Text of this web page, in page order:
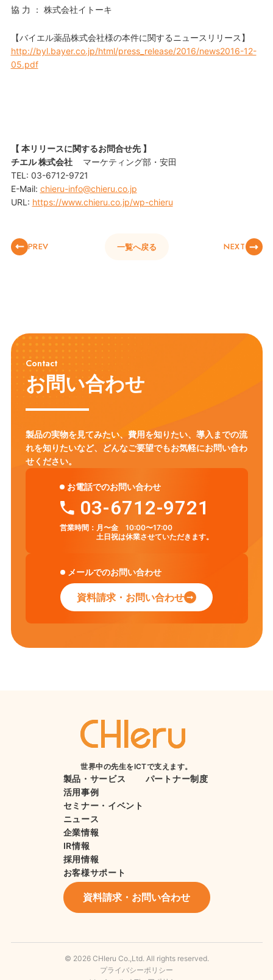
協 力 ： 株式会社イトーキ
【バイエル薬品株式会社様の本件に関するニュースリリース】
http://byl.bayer.co.jp/html/press_release/2016/news2016-12-
05.pdf
【 本リリースに関するお問合せ先 】
チエル 株式会社 マーケティング部・安田
TEL: 03-6712-9721
E-Mail: chieru-info@chieru.co.jp
URL: https://www.chieru.co.jp/wp-chieru
PREV 一覧へ戻る NEXT
Contact
お問い合わせ
製品の実物を見てみたい、費用を知りたい、導入までの流
れを知りたいなど、
どんなご要望でもお気軽にお問い合わ
せください。
お電話でのお問い合わせ
03-6712-9721
営業時間： 月〜金 10:00〜17:00
土日祝は休業させていただきます。
メールでのお問い合わせ
資料請求・お問い合わせ
世界中の先生をICTで支えます。
製品・サービス
活用事例
セミナー・イベント
ニュース
企業情報
IR情報
採用情報
お客様サポート
パートナー制度
資料請求・お問い合わせ
© 2026 CHIeru Co.,Ltd. All rights reserved.
プライバシーポリシー